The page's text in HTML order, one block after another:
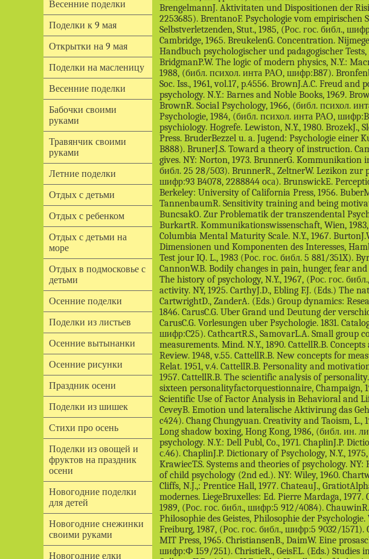
Весенние поделки
Поделки к 9 мая
Открытки на 9 мая
Поделки на масленицу
Весенние поделки
Бабочки своими
руками
Травянчик своими
руками
Летние поделки
Отдых с детьми
Отдых с ребенком
Отдых с детьми на
море
Отдых в подмосковье с
детьми
Осенние поделки
Поделки из листьев
Осенние вытынанки
Осенние рисунки
Праздник осени
Поделки из шишек
Стихи про осень
Поделки из овощей и
фруктов на праздник
осени
Новогодние поделки
для детей
Новогодние снежинки
своими руками
Новогодние елки